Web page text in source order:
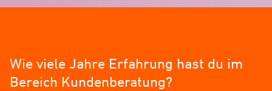
Wie viele Jahre Erfahrung hast du im
Bereich Kundenberatung?